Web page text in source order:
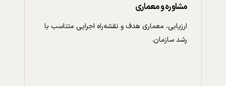
مشاوره و معماری
ارزیابی، معماری هدف و نقشه‌راه اجرایی متناسب با
رشد سازمان.